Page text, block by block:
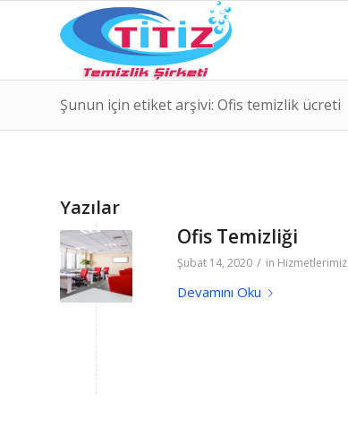
Şunun için etiket arşivi: Ofis temizlik ücreti
Yazılar
Ofis Temizliği
Şubat 14, 2020 / in Hizmetlerimiz
Devamını Oku